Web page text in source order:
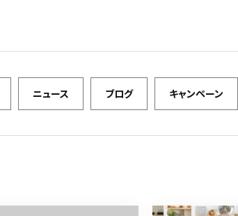
ニュース ブログ キャンペーン